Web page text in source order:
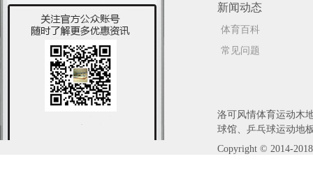
新闻动态
体育百科
常见问题
洛可风情体育运动木
球馆、乒乓球运动地
Copyright © 2014-